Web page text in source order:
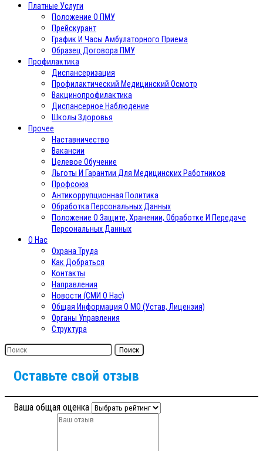
Платные Услуги
Положение О ПМУ
Прейскурант
График И Часы Амбулаторного Приема
Образец Договора ПМУ
Профилактика
Диспансеризация
Профилактический Медицинский Осмотр
Вакцинопрофилактика
Диспансерное Наблюдение
Школы Здоровья
Прочее
Наставничество
Вакансии
Целевое Обучение
Льготы И Гарантии Для Медицинских Работников
Профсоюз
Антикоррупционная Политика
Обработка Персональных Данных
Положение О Защите, Хранении, Обработке И Передаче
Персональных Данных
О Нас
Охрана Труда
Как Добраться
Контакты
Направления
Новости (СМИ О Нас)
Общая Информация О МО (Устав, Лицензия)
Органы Управления
Структура
Поиск
Оставьте свой отзыв
Ваша общая оценка